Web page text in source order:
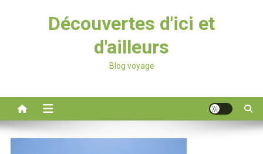
Découvertes d'ici et
d'ailleurs
Blog voyage